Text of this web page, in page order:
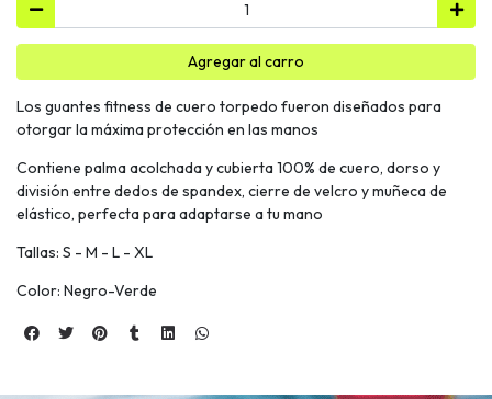
Agregar al carro
Los guantes fitness de cuero torpedo fueron diseñados para
otorgar la máxima protección en las manos
Contiene palma acolchada y cubierta 100% de cuero, dorso y
división entre dedos de spandex, cierre de velcro y muñeca de
elástico, perfecta para adaptarse a tu mano
Tallas: S - M - L - XL
Color: Negro-Verde